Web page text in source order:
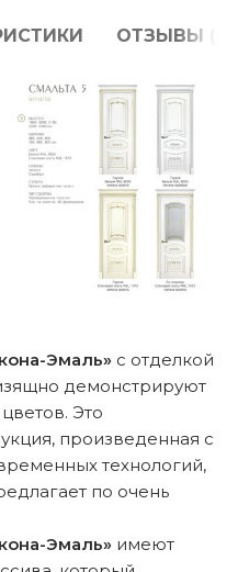
ОТЗЫВЫ (0)
Эмаль» с отделкой
демонстрируют
Это
произведенная с
технологий,
по очень
Эмаль» имеют